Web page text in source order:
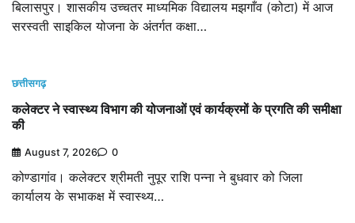
बिलासपुर। शासकीय उच्चतर माध्यमिक विद्यालय मझगाँव (कोटा) में आज
सरस्वती साइकिल योजना के अंतर्गत कक्षा…
छत्तीसगढ़
कलेक्टर ने स्वास्थ्य विभाग की योजनाओं एवं कार्यक्रमों के प्रगति की समीक्षा
की
August 7, 2026 0
कोण्डागांव। कलेक्टर श्रीमती नुपूर राशि पन्ना ने बुधवार को जिला
कार्यालय के सभाकक्ष में स्वास्थ्य…